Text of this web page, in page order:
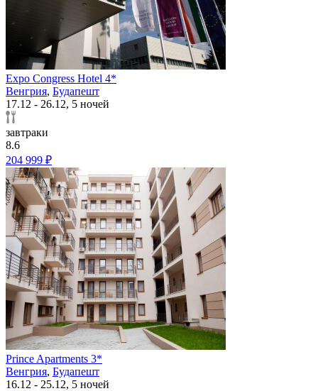
Expo Congress Hotel 4*
Венгрия, Будапешт
17.12 - 26.12, 5 ночей
завтраки
8.6
204 999 ₽
Prince Apartments 3*
Венгрия, Будапешт
16.12 - 25.12, 5 ночей